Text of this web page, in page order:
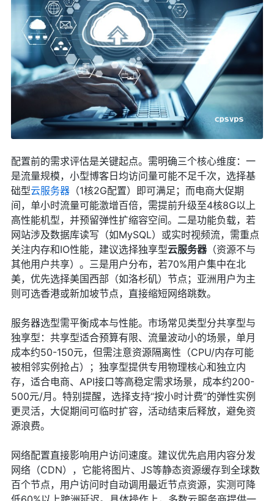
配置前的需求评估是关键起点。需明确三个核心维度：一
是流量规模，小型博客日均访问量可能不足千次，选择基
础型云服务器（1核2G配置）即可满足；而电商大促期
间，单小时流量可能激增百倍，需提前升级至4核8G以上
高性能机型，并预留弹性扩缩容空间。二是功能负载，若
网站涉及数据库读写（如MySQL）或实时视频流，需重点
关注内存和IO性能，建议选择独享型云服务器（资源不与
其他用户共享）。三是用户分布，若70%用户集中在北
美，优先选择美国西部（如洛杉矶）节点；亚洲用户为主
则可选香港或新加坡节点，直接缩短网络跳数。
服务器选型需平衡成本与性能。市场常见类型分共享型与
独享型：共享型适合预算有限、流量波动小的场景，单月
成本约50-150元，但需注意资源隔离性（CPU/内存可能
被相邻实例抢占）；独享型提供专用物理核心和独立内
存，适合电商、API接口等高稳定需求场景，成本约200-
500元/月。特别提醒，选择支持“按小时计费”的弹性实例
更灵活，大促期间可临时扩容，活动结束后释放，避免资
源浪费。
网络配置直接影响用户访问速度。建议优先启用内容分发
网络（CDN），它能将图片、JS等静态资源缓存到全球数
百个节点，用户访问时自动调用最近节点资源，实测可降